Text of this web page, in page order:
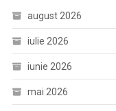
august 2026
iulie 2026
iunie 2026
mai 2026